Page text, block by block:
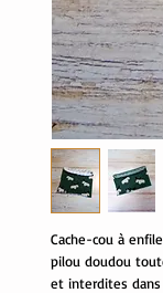
Cache-cou à
pilou doudou
et interdites dans